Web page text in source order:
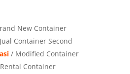
New Container
Container Second
/ Modified Container
Container